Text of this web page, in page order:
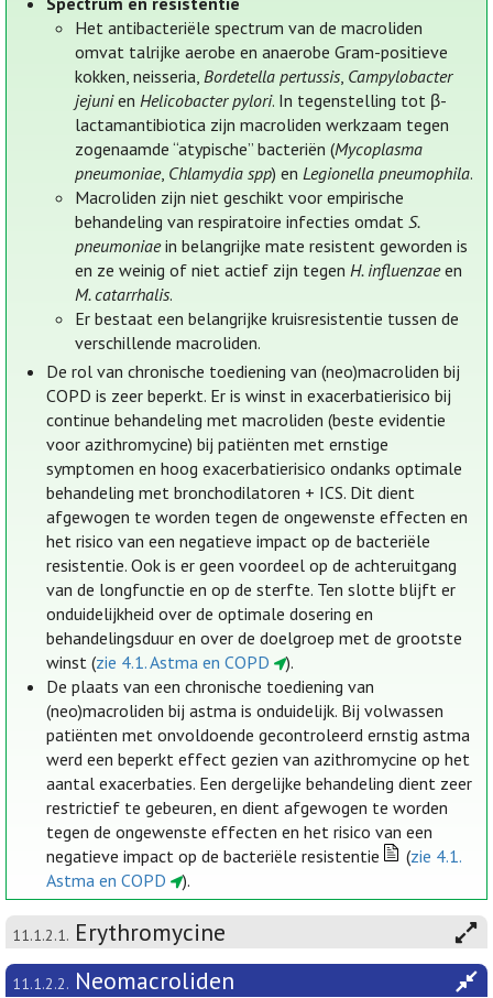
Het antibacteriële spectrum van de macroliden
omvat talrijke aerobe en anaerobe Gram-positieve
kokken, neisseria,Bordetella pertussis, Campylobacter
jejunienHelicobacter pylori. In tegenstelling tot β-
lactamantibiotica zijn macroliden werkzaam tegen
zogenaamde “atypische” bacteriën (Mycoplasma
pneumoniae, Chlamydia spp) enLegionella pneumophila.
Macroliden zijn niet geschikt voor empirische
behandeling van respiratoire infecties omdatS.
pneumoniaein belangrijke mate resistent geworden is
en ze weinig of niet actief zijn tegenH. influenzaeen
M. catarrhalis.
Er bestaat een belangrijke kruisresistentie tussen de
verschillende macroliden.
De rol van chronische toediening van (neo)macroliden bij
COPD is zeer beperkt. Er is winst in exacerbatierisico bij
continue behandeling met macroliden (beste evidentie
voor azithromycine) bij patiënten met ernstige
symptomen en hoog exacerbatierisico ondanks optimale
behandeling met bronchodilatoren + ICS. Dit dient
afgewogen te worden tegen de ongewenste effecten en
het risico van een negatieve impact op de bacteriële
resistentie. Ook is er geen voordeel op de achteruitgang
van de longfunctie en op de sterfte. Ten slotte blijft er
onduidelijkheid over de optimale dosering en
behandelingsduur en over de doelgroep met de grootste
winst (zie 4.1. Astma en COPD
).
De plaats van een chronische toediening van
(neo)macroliden bij astma is onduidelijk. Bij volwassen
patiënten met onvoldoende gecontroleerd ernstig astma
werd een beperkt effect gezien van azithromycine op het
aantal exacerbaties. Een dergelijke behandeling dient zeer
restrictief te gebeuren, en dient afgewogen te worden
tegen de ongewenste effecten en het risico van een
negatieve impact op de bacteriële resistentie
(zie 4.1.
Astma en COPD
).
11.1.2.1. Erythromycine
11.1.2.2. Neomacroliden